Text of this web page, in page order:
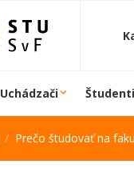
Uchádzači Študenti
Prečo študovať na